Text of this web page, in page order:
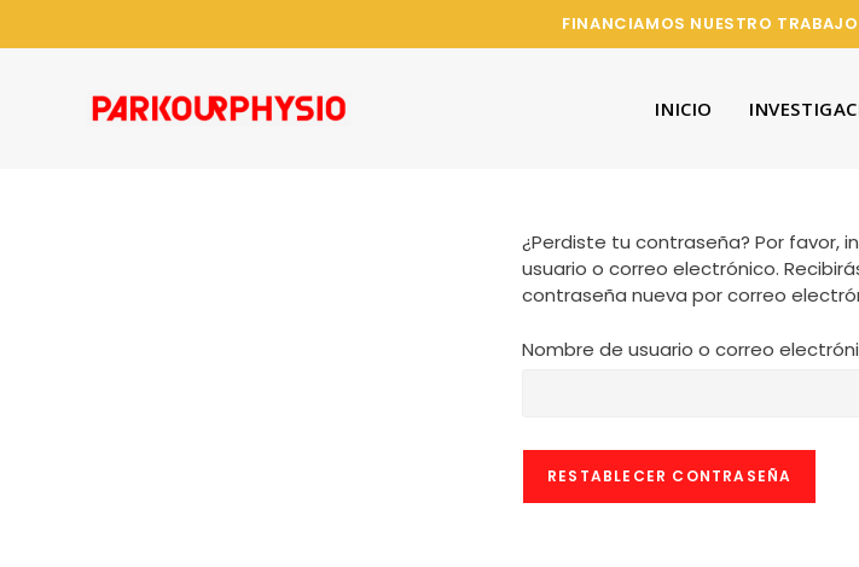
FINANCIAMOS NUESTRO
INICIO
¿Perdiste tu contraseña? Por favor,
usuario o correo electrónico.
contraseña nueva por correo
Nombre de usuario o correo
RESTABLECER CONTRASEÑA